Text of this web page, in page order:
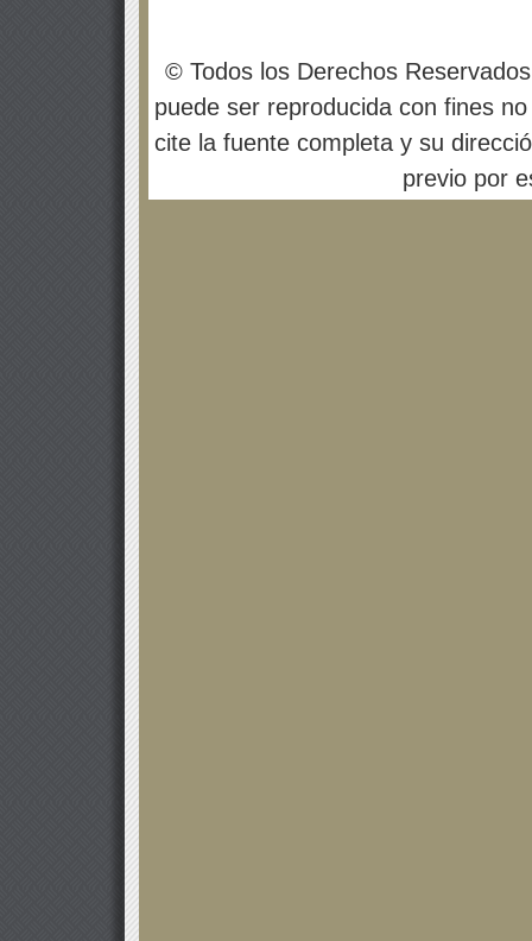
© Todos los Derechos
puede ser reproducida con fines
cite la fuente completa y su
previo por